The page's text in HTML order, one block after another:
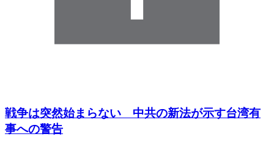
戦争は突然始まらない 中共の新法が示す台湾有
事への警告